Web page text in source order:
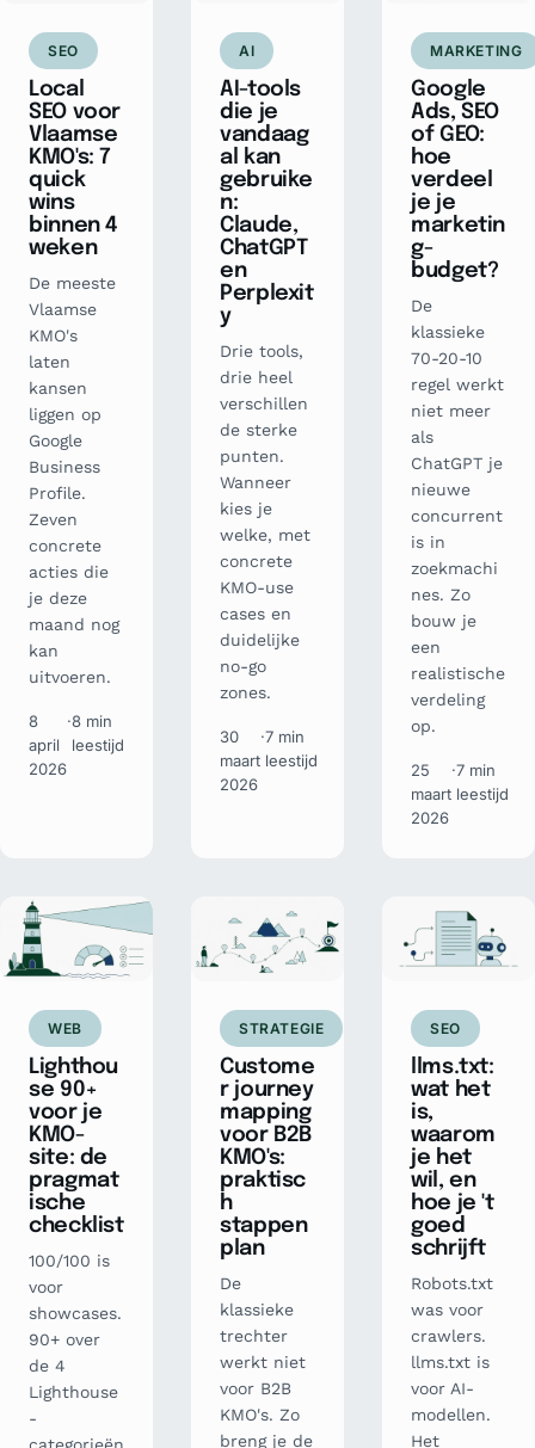
SEO
Local
SEO voor
Vlaamse
KMO's: 7
quick
wins
binnen 4
weken
De meeste
Vlaamse
KMO's
laten
kansen
liggen op
Google
Business
Profile.
Zeven
concrete
acties die
je deze
maand nog
kan
uitvoeren.
8
april
2026
·8 min
leestijd
AI
AI-tools
die je
vandaag
al kan
gebruike
n:
Claude,
ChatGPT
en
Perplexit
y
Drie tools,
drie heel
verschillen
de sterke
punten.
Wanneer
kies je
welke, met
concrete
KMO-use
cases en
duidelijke
no-go
zones.
30
maart
2026
·7 min
leestijd
MARKETING
Google
Ads, SEO
of GEO:
hoe
verdeel
je je
marketin
g-
budget?
De
klassieke
70-20-10
regel werkt
niet meer
als
ChatGPT je
nieuwe
concurrent
is in
zoekmachi
nes. Zo
bouw je
een
realistische
verdeling
op.
25
maart
2026
·7 min
leestijd
WEB
Lighthou
se 90+
voor je
KMO-
site: de
pragmat
ische
checklist
100/100 is
voor
showcases.
90+ over
de 4
Lighthouse
-
STRATEGIE
Custome
r journey
mapping
voor B2B
KMO's:
praktisc
h
stappen
plan
De
klassieke
trechter
werkt niet
voor B2B
KMO's. Zo
breng je de
SEO
llms.txt:
wat het
is,
waarom
je het
wil, en
hoe je 't
goed
schrijft
Robots.txt
was voor
crawlers.
llms.txt is
voor AI-
modellen.
Het